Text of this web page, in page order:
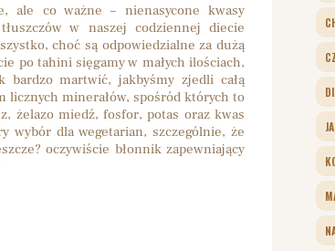
ale co ważne – nienasycone kwasy
w naszej codziennej diecie
choć są odpowiedzialne za dużą
po tahini sięgamy w małych ilościach,
martwić, jakbyśmy zjedli całą
licznych minerałów, spośród których to
żelazo miedź, fosfor, potas oraz kwas
dla wegetarian, szczególnie, że
oczywiście błonnik zapewniający